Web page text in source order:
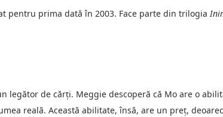
pentru prima dată în 2003. Face parte din trilogia
legător de cărți. Meggie descoperă că Mo are o
reală. Această abilitate, însă, are un preț,